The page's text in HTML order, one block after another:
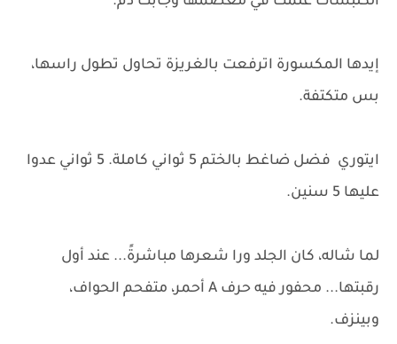
إيدها المكسورة اترفعت بالغريزة تحاول تطول راسها،
بس متكتفة.
ايتوري فضل ضاغط بالختم 5 ثواني كاملة. 5 ثواني عدوا
عليها 5 سنين.
لما شاله، كان الجلد ورا شعرها مباشرةً... عند أول
رقبتها... محفور فيه حرف A أحمر، متفحم الحواف،
وبينزف.